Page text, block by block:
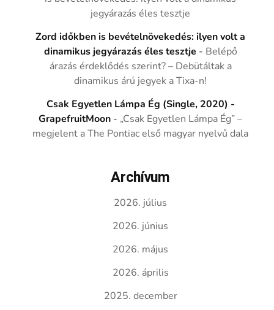
jegyárazás éles tesztje
Zord időkben is bevételnövekedés: ilyen volt a
dinamikus jegyárazás éles tesztje - Belépő
árazás érdeklődés szerint? – Debütáltak a
dinamikus árú jegyek a Tixa-n!
Csak Egyetlen Lámpa Ég (Single, 2020) -
GrapefruitMoon - „Csak Egyetlen Lámpa Ég” –
megjelent a The Pontiac első magyar nyelvű dala
Archívum
2026. július
2026. június
2026. május
2026. április
2025. december